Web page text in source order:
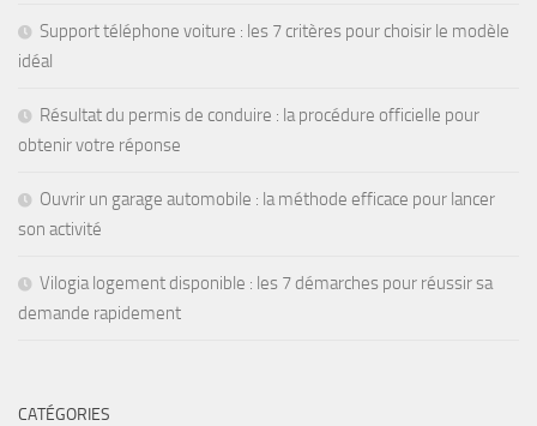
Support téléphone voiture : les 7 critères pour choisir le modèle
idéal
Résultat du permis de conduire : la procédure officielle pour
obtenir votre réponse
Ouvrir un garage automobile : la méthode efficace pour lancer
son activité
Vilogia logement disponible : les 7 démarches pour réussir sa
demande rapidement
CATÉGORIES